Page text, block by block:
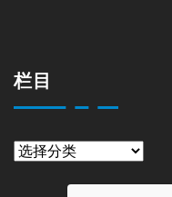
栏目
栏